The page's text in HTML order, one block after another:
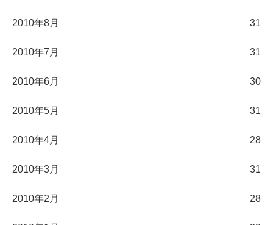
2010年8月 31
2010年7月 31
2010年6月 30
2010年5月 31
2010年4月 28
2010年3月 31
2010年2月 28